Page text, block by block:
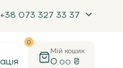
+38 073 327 33 37
0
Мій кошик
0.00 ₴